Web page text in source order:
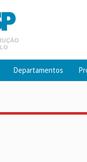
Departamentos